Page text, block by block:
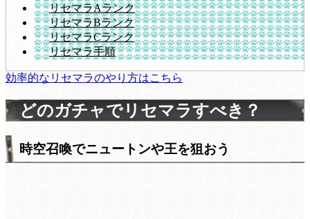
リセマラAランク
リセマラBランク
リセマラCランク
リセマラ手順
効率的なリセマラのやり方はこちら
どのガチャでリセマラすべき？
時空召喚でニュートンや王を狙おう